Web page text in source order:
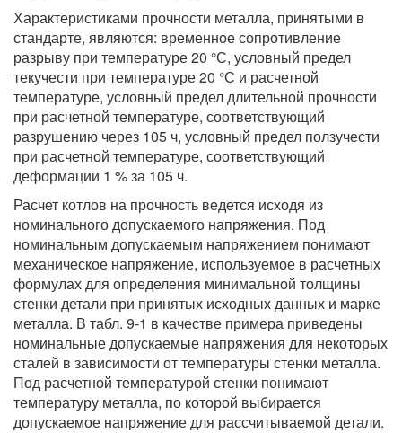
Характеристиками прочности металла, принятыми в
стандарте, являются: временное сопротивление
разрыву при температуре 20 °С, условный предел
текучести при температуре 20 °С и расчетной
температуре, условный предел длительной прочности
при расчетной температуре, соответствующий
разрушению через 105 ч, условный предел ползучести
при расчетной температуре, соответствующий
деформации 1 % за 105 ч.
Расчет котлов на прочность ведется исходя из
номинального допускаемого напряжения. Под
номинальным допускаемым напряжением понимают
механическое напряжение, используемое в расчетных
формулах для определения минимальной толщины
стенки детали при принятых исходных данных и марке
металла. В табл. 9-1 в качестве примера приведены
номинальные допускаемые напряжения для некоторых
сталей в зависимости от температуры стенки металла.
Под расчетной температурой стенки понимают
температуру металла, по которой выбирается
допускаемое напряжение для рассчитываемой детали.